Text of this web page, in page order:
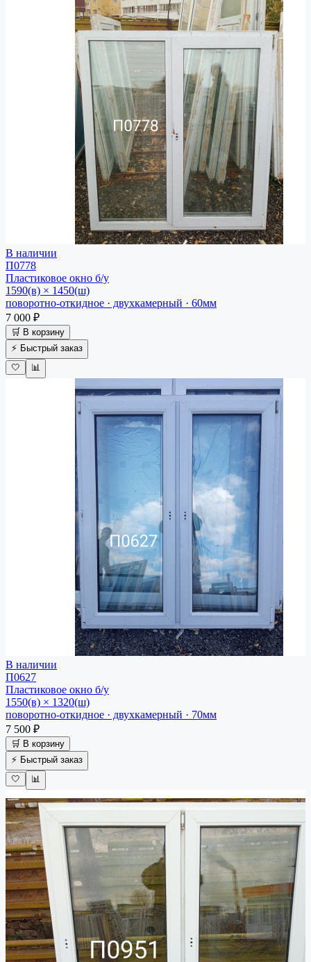
В наличии
П0778
Пластиковое окно б/у
1590(в) × 1450(ш)
поворотно-откидное · двухкамерный · 60мм
7 000 ₽
🛒 В корзину
⚡ Быстрый заказ
🤍
📊
В наличии
П0627
Пластиковое окно б/у
1550(в) × 1320(ш)
поворотно-откидное · двухкамерный · 70мм
7 500 ₽
🛒 В корзину
⚡ Быстрый заказ
🤍
📊